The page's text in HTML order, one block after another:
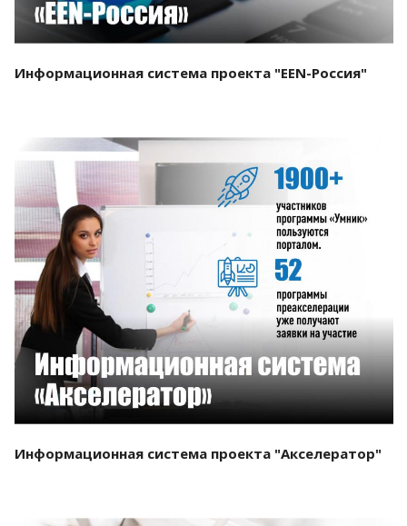
Информационная система проекта "EEN-Россия"
Смотреть проект
Информационная система проекта "Акселератор"